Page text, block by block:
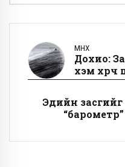
ӨМНӨХ
Дохио:
хэм хүрч
Эдийн
“барометр”